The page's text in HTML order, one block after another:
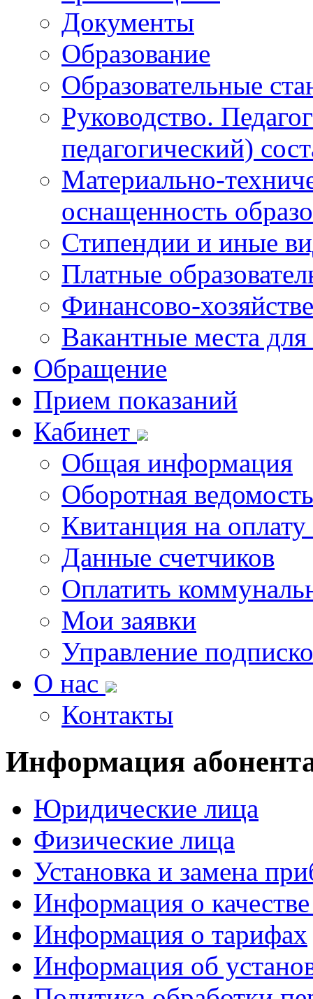
Документы
Образование
Образовательные
Руководство.
педагогический)
Материально-
оснащенность
Стипендии и иные
Платные
Финансово-
Вакантные места
Обращение
Прием показаний
Кабинет
Общая информация
Оборотная ведомость
Квитанция на
Данные счетчиков
Оплатить
Мои заявки
Управление
О нас
Контакты
Информация
Юридические лица
Физические лица
Установка и замена
Информация о
Информация о тарифах
Информация об